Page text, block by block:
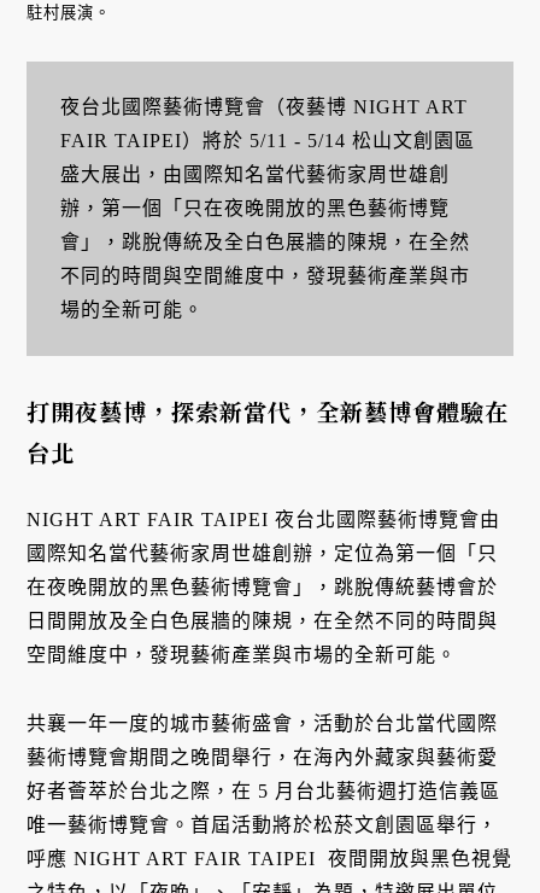
駐村展演。
夜台北國際藝術博覽會（夜藝博 NIGHT ART
FAIR TAIPEI）將於 5/11 - 5/14 松山文創園區
盛大展出，由國際知名當代藝術家周世雄創
辦，第一個「只在夜晚開放的黑色藝術博覽
會」，跳脫傳統及全白色展牆的陳規，在全然
不同的時間與空間維度中，發現藝術產業與市
場的全新可能。
打開夜藝博，探索新當代，全新藝博會體驗在
台北
NIGHT ART FAIR TAIPEI 夜台北國際藝術博覽會由
國際知名當代藝術家周世雄創辦，定位為第一個「只
在夜晚開放的黑色藝術博覽會」，跳脫傳統藝博會於
日間開放及全白色展牆的陳規，在全然不同的時間與
空間維度中，發現藝術產業與市場的全新可能。
共襄一年一度的城市藝術盛會，活動於台北當代國際
藝術博覽會期間之晚間舉行，在海內外藏家與藝術愛
好者薈萃於台北之際，在 5 月台北藝術週打造信義區
唯一藝術博覽會。首屆活動將於松菸文創園區舉行，
呼應 NIGHT ART FAIR TAIPEI 夜間開放與黑色視覺